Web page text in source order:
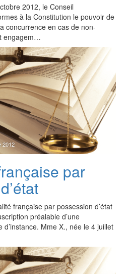
2012, le Conseil
à la Constitution le pouvoir de
concurrence en cas de non-
engagem…
2012
par
française par possession d’état
préalable d’une
Mme X., née le 4 juillet